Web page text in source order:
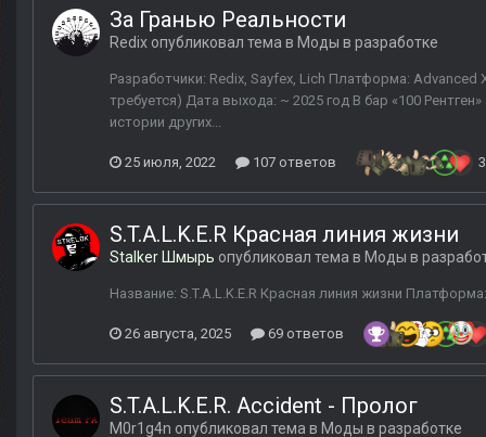
За Гранью Реальности
Redix опубликовал тема в Моды в разработке
Разработчики: Redix, Sayfex, Lich Платформа:
требуется) Дата выхода: ~ 2025 год В бар «100
истории других...
25 июля, 2022 107 ответов
S.T.A.L.K.E.R Красная линия жизни
Stalker Шмырь опубликовал тема в Моды в
Название: S.T.A.L.K.E.R Красная линия жизни
26 августа, 2025 69 ответов
S.T.A.L.K.E.R. Accident - Пролог
M0r1g4n опубликовал тема в Моды в разработке